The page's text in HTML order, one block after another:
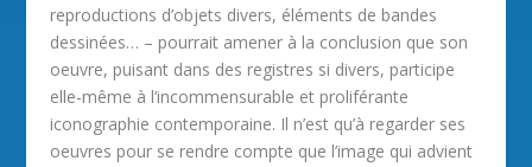
reproductions d’objets divers, éléments de bandes
dessinées… – pourrait amener à la conclusion que son
oeuvre, puisant dans des registres si divers, participe
elle-même à l’incommensurable et proliférante
iconographie contemporaine. Il n’est qu’à regarder ses
oeuvres pour se rendre compte que l’image qui advient